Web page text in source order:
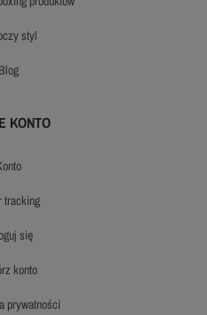
styl
blog
KONTO
konto
tracking
się
konto
prywatności